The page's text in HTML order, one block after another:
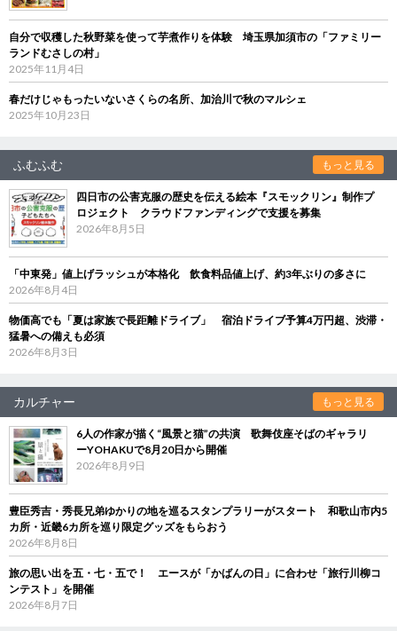
自分で収穫した秋野菜を使って芋煮作りを体験 埼玉県加須市の「ファミリー
ランドむさしの村」
2025年11月4日
春だけじゃもったいないさくらの名所、加治川で秋のマルシェ
2025年10月23日
ふむふむ もっと見る
四日市の公害克服の歴史を伝える絵本『スモックリン』制作プ
ロジェクト クラウドファンディングで支援を募集
2026年8月5日
「中東発」値上げラッシュが本格化 飲食料品値上げ、約3年ぶりの多さに
2026年8月4日
物価高でも「夏は家族で長距離ドライブ」 宿泊ドライブ予算4万円超、渋滞・
猛暑への備えも必須
2026年8月3日
カルチャー もっと見る
6人の作家が描く“風景と猫”の共演 歌舞伎座そばのギャラリ
ーYOHAKUで8月20日から開催
2026年8月9日
豊臣秀吉・秀長兄弟ゆかりの地を巡るスタンプラリーがスタート 和歌山市内5
カ所・近畿6カ所を巡り限定グッズをもらおう
2026年8月8日
旅の思い出を五・七・五で！ エースが「かばんの日」に合わせ「旅行川柳コ
ンテスト」を開催
2026年8月7日